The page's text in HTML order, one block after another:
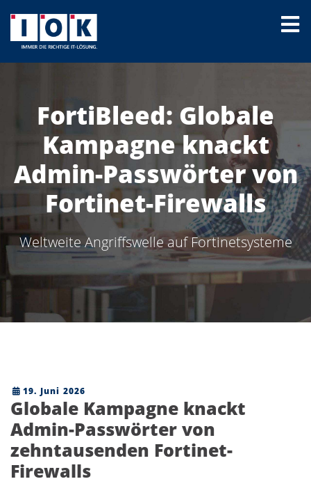
FortiBleed: Globale
Kampagne knackt
Admin-Passwörter von
Fortinet-Firewalls
Weltweite Angriffswelle auf Fortinetsysteme
19. Juni 2026
Globale Kampagne knackt
Admin-Passwörter von
zehntausenden Fortinet-
Firewalls